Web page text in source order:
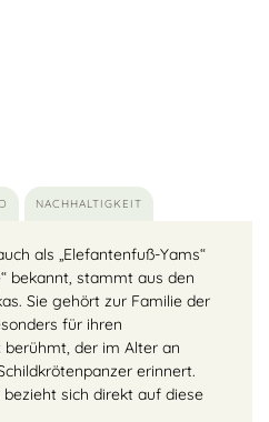
NACHHALTIGKEIT
als „Elefantenfuß-Yams“
bekannt, stammt aus den
Sie gehört zur Familie der
für ihren
berühmt, der im Alter an
erinnert.
bezieht sich direkt auf diese